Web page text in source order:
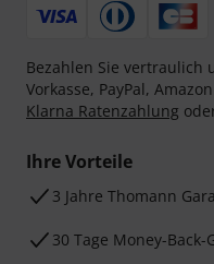
Bezahlen Sie vertraulich
Vorkasse, PayPal,
Klarna Ratenzahlung
Ihre Vorteile
3 Jahre Thomann
30 Tage Money-Back-